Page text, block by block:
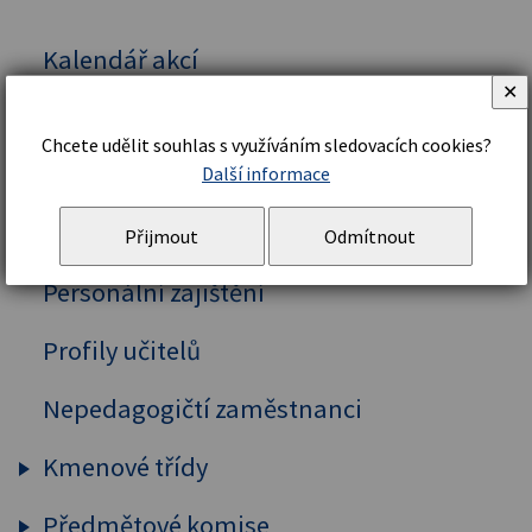
Kalendář akcí
Organizační řád a struktura
Školní řád
Personální zajištění
Profily učitelů
Nepedagogičtí zaměstnanci
Kmenové třídy
Prima
Chcete udělit souhlas s využíváním sledovacích cookies?
Další informace
Přijmout Odmítnout
✕